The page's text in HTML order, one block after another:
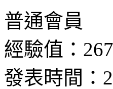
普通會員
經驗值：
發表時間：